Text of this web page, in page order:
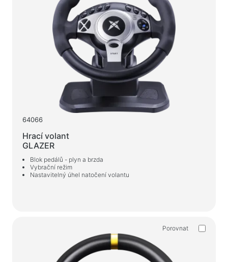
Nabíjení, napájení
Nabíjecí zařízení v autech
Nabíjecí zařízení siťové
Kabely a adaptéry
Síťové kabely
Čtečky karet a rozbočovače USB
Kabely audio/video
Přechody a adaptéry
64066
Hrací volant
GLAZER
Blok pedálů - plyn a brzda
Vybrační režim
Nastavitelný úhel natočení volantu
Porovnat